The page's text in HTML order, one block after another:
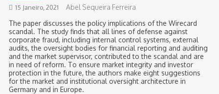
15 Janeiro, 2021
Abel Sequeira Ferreira
The paper discusses the policy implications of the Wirecard
scandal. The study finds that all lines of defense against
corporate fraud, including internal control systems, external
audits, the oversight bodies for financial reporting and auditing
and the market supervisor, contributed to the scandal and are
in need of reform. To ensure market integrity and investor
protection in the future, the authors make eight suggestions
for the market and institutional oversight architecture in
Germany and in Europe.